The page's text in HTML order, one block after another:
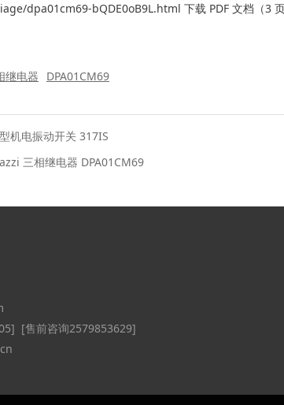
dpa01cm69-bQDE0oB9L.html 下载 PDF 文档（3 页
继电器 DPA01CM69
机电振动开关 317IS
三相继电器 DPA01CM69
[售前咨询2579853629]